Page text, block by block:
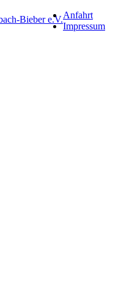
Bieber e.V.Anfahrt
Impressum